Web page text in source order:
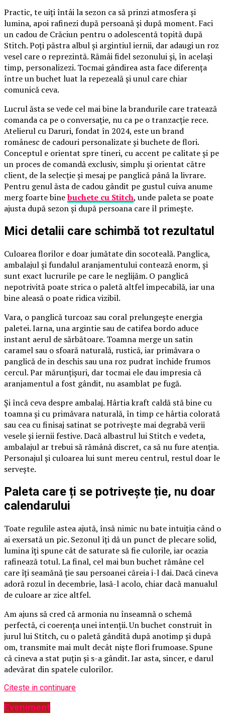
Practic, te uiți întâi la sezon ca să prinzi atmosfera și
lumina, apoi rafinezi după persoană și după moment. Faci
un cadou de Crăciun pentru o adolescentă topită după
Stitch. Poți păstra albul și argintiul iernii, dar adaugi un roz
vesel care o reprezintă. Rămâi fidel sezonului și, în același
timp, personalizezi. Tocmai gândirea asta face diferența
între un buchet luat la repezeală și unul care chiar
comunică ceva.
Lucrul ăsta se vede cel mai bine la brandurile care tratează
comanda ca pe o conversație, nu ca pe o tranzacție rece.
Atelierul cu Daruri, fondat în 2024, este un brand
românesc de cadouri personalizate și buchete de flori.
Conceptul e orientat spre tineri, cu accent pe calitate și pe
un proces de comandă exclusiv, simplu și orientat către
client, de la selecție și mesaj pe panglică până la livrare.
Pentru genul ăsta de cadou gândit pe gustul cuiva anume
merg foarte binebuchete cu Stitch, unde paleta se poate
ajusta după sezon și după persoana care îl primește.
Mici detalii care schimbă tot rezultatul
Culoarea florilor e doar jumătate din socoteală. Panglica,
ambalajul și fundalul aranjamentului contează enorm, și
sunt exact lucrurile pe care le neglijăm. O panglică
nepotrivită poate strica o paletă altfel impecabilă, iar una
bine aleasă o poate ridica vizibil.
Vara, o panglică turcoaz sau coral prelungește energia
paletei. Iarna, una argintie sau de catifea bordo aduce
instant aerul de sărbătoare. Toamna merge un satin
caramel sau o sfoară naturală, rustică, iar primăvara o
panglică de in deschis sau una roz pudrat închide frumos
cercul. Par mărunțișuri, dar tocmai ele dau impresia că
aranjamentul a fost gândit, nu asamblat pe fugă.
Și încă ceva despre ambalaj. Hârtia kraft caldă stă bine cu
toamna și cu primăvara naturală, în timp ce hârtia colorată
sau cea cu finisaj satinat se potrivește mai degrabă verii
vesele și iernii festive. Dacă albastrul lui Stitch e vedeta,
ambalajul ar trebui să rămână discret, ca să nu fure atenția.
Personajul și culoarea lui sunt mereu centrul, restul doar le
servește.
Paleta care ți se potrivește ție, nu doar
calendarului
Toate regulile astea ajută, însă nimic nu bate intuiția când o
ai exersată un pic. Sezonul îți dă un punct de plecare solid,
lumina îți spune cât de saturate să fie culorile, iar ocazia
rafinează totul. La final, cel mai bun buchet rămâne cel
care îți seamănă ție sau persoanei căreia i-l dai. Dacă cineva
adoră rozul în decembrie, lasă-l acolo, chiar dacă manualul
de culoare ar zice altfel.
Am ajuns să cred că armonia nu înseamnă o schemă
perfectă, ci coerența unei intenții. Un buchet construit în
jurul lui Stitch, cu o paletă gândită după anotimp și după
om, transmite mai mult decât niște flori frumoase. Spune
că cineva a stat puțin și s-a gândit. Iar asta, sincer, e darul
adevărat din spatele culorilor.
Citeste in continuare
Eveniment